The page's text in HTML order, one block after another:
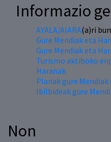
Informazio
AYALA/AIARA(a)ri
Gure Mendiak eta
Gure Mendiak eta
Turismo aktiboko
Haranak
Planak gure
Ibilbideak gure
Non